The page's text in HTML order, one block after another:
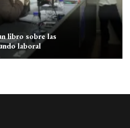
libro sobre las
laboral